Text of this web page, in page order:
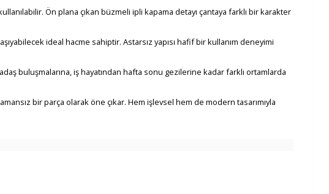
Ön plana çıkan büzmeli ipli kapama detayı çantaya farklı bir karakter
ideal hacme sahiptir. Astarsız yapısı hafif bir kullanım deneyimi
buluşmalarına, iş hayatından hafta sonu gezilerine kadar farklı ortamlarda
bir parça olarak öne çıkar. Hem işlevsel hem de modern tasarımıyla